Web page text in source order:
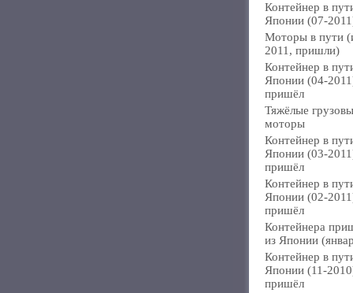
Контейнер в
Японии (07-
Моторы в пути
2011, пришли)
Контейнер в
Японии (04-
пришёл
Тяжёлые
моторы
Контейнер в
Японии (03-
пришёл
Контейнер в
Японии (02-
пришёл
Контейнера
из Японии
Контейнер в
Японии (11-
пришёл